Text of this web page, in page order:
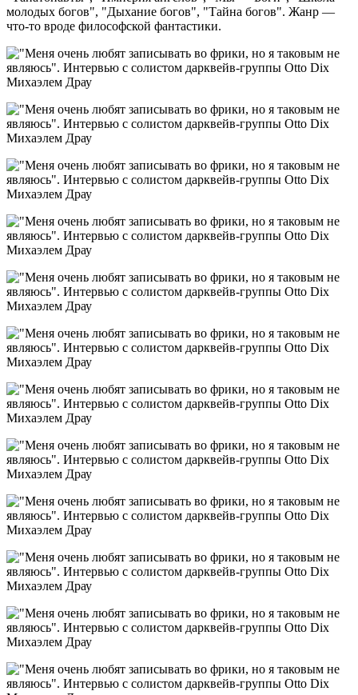
молодых богов", "Дыхание богов", "Тайна богов". Жанр —
что-то вроде философской фантастики.